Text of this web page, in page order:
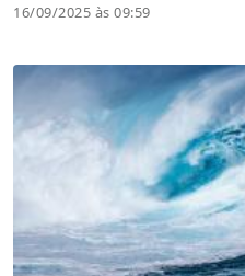
16/09/2025 às 09:59